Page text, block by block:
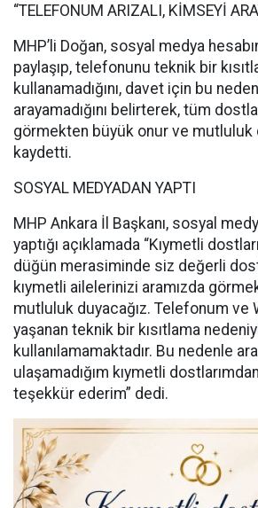
“TELEFONUM ARIZALI, KİMSEYİ
MHP’li Doğan, sosyal medya
paylaşıp, telefonunu teknik bir
kullanamadığını, davet için bu
arayamadığını belirterek, tüm
görmekten büyük onur ve mutluluk
kaydetti.
SOSYAL MEDYADAN YAPTI
MHP Ankara İl Başkanı, sosyal
yaptığı açıklamada “Kıymetli
düğün merasiminde siz değerli
kıymetli ailelerinizi aramızda
mutluluk duyacağız. Telefonum ve
yaşanan teknik bir kısıtlama
kullanılamamaktadır. Bu nedenle
ulaşamadığım kıymetli
teşekkür ederim” dedi.